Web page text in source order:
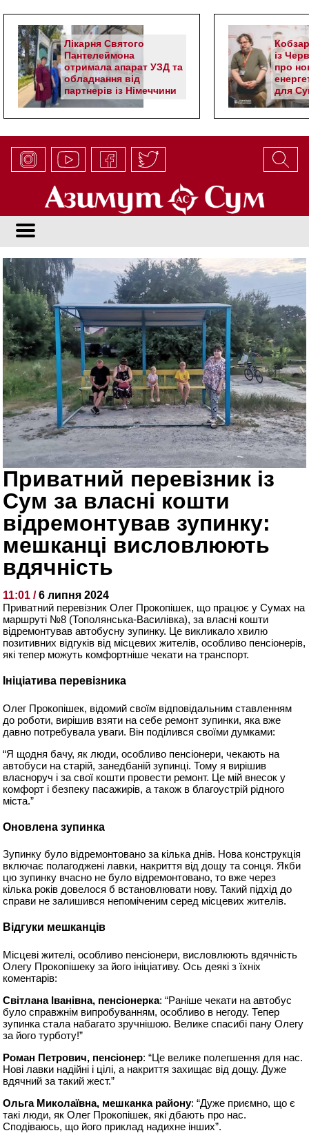
Лікарня Святого
Пантелеймона
отримала апарат УЗД та
обладнання від
партнерів із Німеччини
із
про
для
Приватний перевізник із
Сум за власні кошти
відремонтував зупинку:
мешканці висловлюють
вдячність
11:01 /6 липня 2024
Приватний перевізник Олег Прокопішек, що працює у Сумах на
маршруті №8 (Тополянська-Василівка), за власні кошти
відремонтував автобусну зупинку. Це викликало хвилю
позитивних відгуків від місцевих жителів, особливо пенсіонерів,
які тепер можуть комфортніше чекати на транспорт.
Ініціатива перевізника
Олег Прокопішек, відомий своїм відповідальним ставленням
до роботи, вирішив взяти на себе ремонт зупинки, яка вже
давно потребувала уваги. Він поділився своїми думками:
“Я щодня бачу, як люди, особливо пенсіонери, чекають на
автобуси на старій, занедбаній зупинці. Тому я вирішив
власноруч і за свої кошти провести ремонт. Це мій внесок у
комфорт і безпеку пасажирів, а також в благоустрій рідного
міста.”
Оновлена зупинка
Зупинку було відремонтовано за кілька днів. Нова конструкція
включає полагоджені лавки, накриття від дощу та сонця. Якби
цю зупинку вчасно не було відремонтовано, то вже через
кілька років довелося б встановлювати нову. Такий підхід до
справи не залишився непоміченим серед місцевих жителів.
Відгуки мешканців
Місцеві жителі, особливо пенсіонери, висловлюють вдячність
Олегу Прокопішеку за його ініціативу. Ось деякі з їхніх
коментарів:
Світлана Іванівна, пенсіонерка: “Раніше чекати на автобус
було справжнім випробуванням, особливо в негоду. Тепер
зупинка стала набагато зручнішою. Велике спасибі пану Олегу
за його турботу!”
Роман Петрович, пенсіонер: “Це велике полегшення для нас.
Нові лавки надійні і цілі, а накриття захищає від дощу. Дуже
вдячний за такий жест.”
Ольга Миколаївна, мешканка району: “Дуже приємно, що є
такі люди, як Олег Прокопішек, які дбають про нас.
Сподіваюсь, що його приклад надихне інших”.